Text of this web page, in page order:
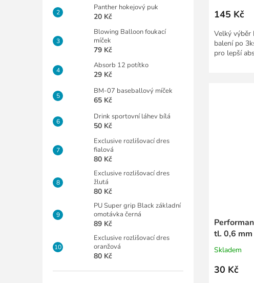
Panther hokejový puk
20 Kč
Blowing Balloon foukací
míček
79 Kč
Absorb 12 potítko
29 Kč
BM-07 baseballový míček
65 Kč
Drink sportovní láhev bílá
50 Kč
Exclusive rozlišovací dres
fialová
80 Kč
Exclusive rozlišovací dres
žlutá
80 Kč
PU Super grip Black základní
omotávka černá
89 Kč
Exclusive rozlišovací dres
oranžová
80 Kč
145 Kč
Velký výběr
balení po
pro lepší
tl. 0,6
Skladem
30 Kč